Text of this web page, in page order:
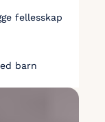
fellesskap
barn